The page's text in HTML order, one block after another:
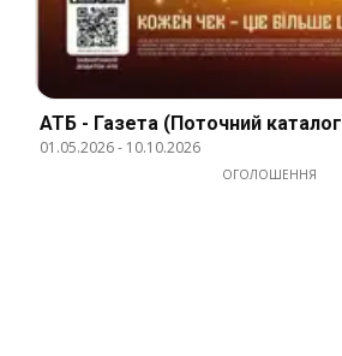
АТБ - Газета (Поточний каталог
01.05.2026- 10.10.2026
ОГОЛОШЕННЯ